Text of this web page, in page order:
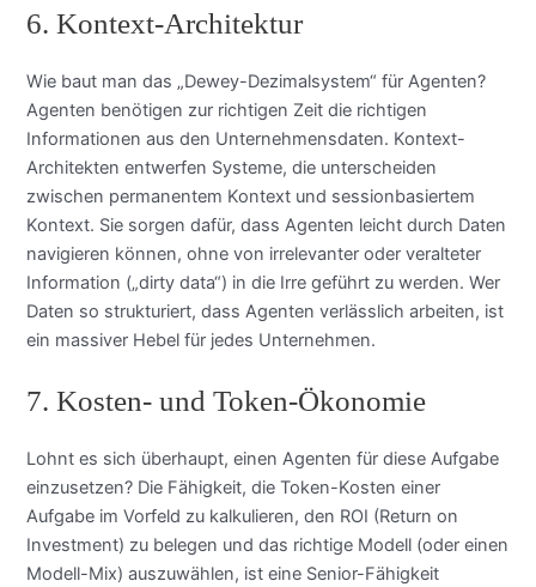
6. Kontext-Architektur
Wie baut man das „Dewey-Dezimalsystem“ für Agenten?
Agenten benötigen zur richtigen Zeit die richtigen
Informationen aus den Unternehmensdaten. Kontext-
Architekten entwerfen Systeme, die unterscheiden
zwischen permanentem Kontext und sessionbasiertem
Kontext. Sie sorgen dafür, dass Agenten leicht durch Daten
navigieren können, ohne von irrelevanter oder veralteter
Information („dirty data“) in die Irre geführt zu werden. Wer
Daten so strukturiert, dass Agenten verlässlich arbeiten, ist
ein massiver Hebel für jedes Unternehmen.
7. Kosten- und Token-Ökonomie
Lohnt es sich überhaupt, einen Agenten für diese Aufgabe
einzusetzen? Die Fähigkeit, die Token-Kosten einer
Aufgabe im Vorfeld zu kalkulieren, den ROI (Return on
Investment) zu belegen und das richtige Modell (oder einen
Modell-Mix) auszuwählen, ist eine Senior-Fähigkeit